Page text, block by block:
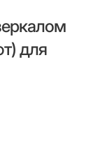
для